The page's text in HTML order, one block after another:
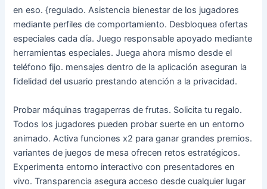
en eso. {regulado. Asistencia bienestar de los jugadores
mediante perfiles de comportamiento. Desbloquea ofertas
especiales cada día. Juego responsable apoyado mediante
herramientas especiales. Juega ahora mismo desde el
teléfono fijo. mensajes dentro de la aplicación aseguran la
fidelidad del usuario prestando atención a la privacidad.
Probar máquinas tragaperras de frutas. Solicita tu regalo.
Todos los jugadores pueden probar suerte en un entorno
animado. Activa funciones x2 para ganar grandes premios.
variantes de juegos de mesa ofrecen retos estratégicos.
Experimenta entorno interactivo con presentadores en
vivo. Transparencia asegura acceso desde cualquier lugar